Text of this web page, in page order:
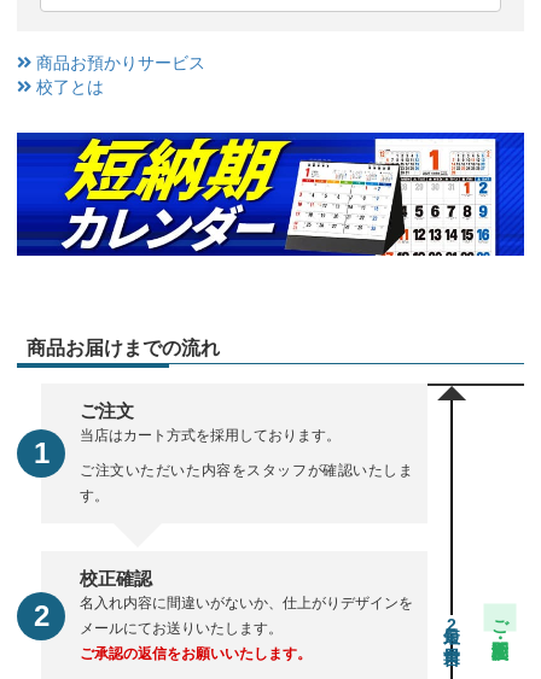
商品お預かりサービス
校了とは
商品お届けまでの流れ
ご注文
当店はカート方式を採用しております。
ご注文いただいた内容をスタッフが確認いたしま
す。
校正確認
名入れ内容に間違いがないか、仕上がりデザインを
メールにてお送りいたします。
ご承認の返信をお願いいたします。
2 ご注文・校正期間